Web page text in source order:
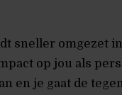
sneller omgezet
op jou als
en je gaat de